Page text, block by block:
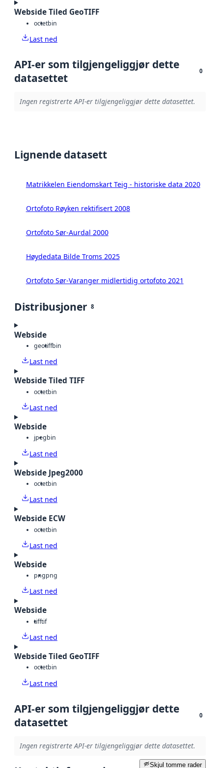
Webside Tiled GeoTIFF
octetbin
Last ned
API-er som tilgjengeliggjør dette
datasettet
0
Ingen registrerte API-er tilgjengeliggjør dette datasettet.
Lignende datasett
Matrikkelen Eiendomskart Teig - historiske data 2020
Ortofoto Røyken rektifisert 2008
Ortofoto Sør-Aurdal 2000
Høydedata Bilde Troms 2025
Ortofoto Sør-Varanger midlertidig ortofoto 2021
Distribusjoner 8
Webside
geotiffbin
Last ned
Webside Tiled TIFF
octetbin
Last ned
Webside
jpegbin
Last ned
Webside Jpeg2000
octetbin
Last ned
Webside ECW
octetbin
Last ned
Webside
pngpng
Last ned
Webside
tifftif
Last ned
Webside Tiled GeoTIFF
octetbin
Last ned
API-er som tilgjengeliggjør dette
datasettet
0
Ingen registrerte API-er tilgjengeliggjør dette datasettet.
Skjul tomme rader